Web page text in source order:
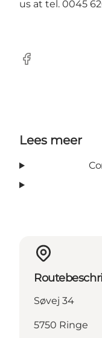
us at tel. 0045
Facebook
Lees meer
Søvej 34
5750 Ringe